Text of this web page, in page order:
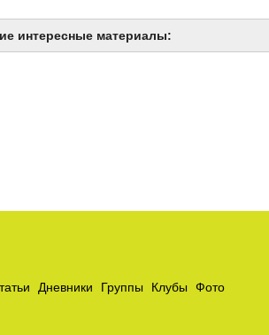
интересные материалы:
Дневники Группы Клубы
Фото